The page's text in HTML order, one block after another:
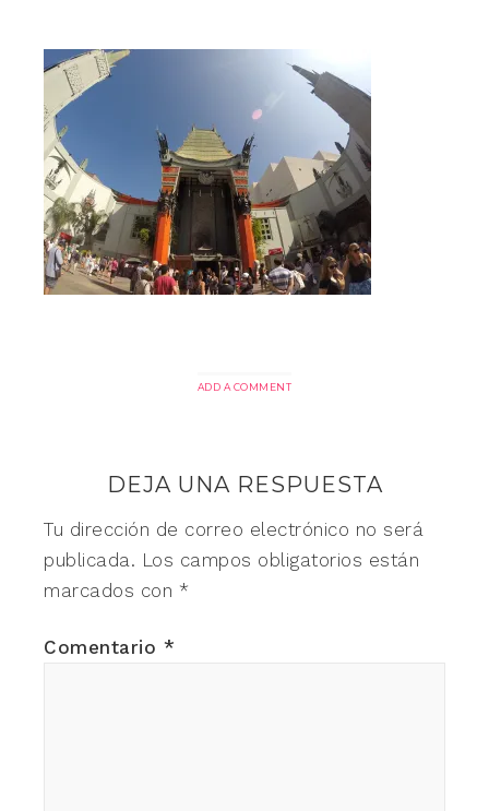
ADD A COMMENT
DEJA UNA RESPUESTA
Tu dirección de correo electrónico no será
publicada. Los campos obligatorios están
marcados con *
Comentario *